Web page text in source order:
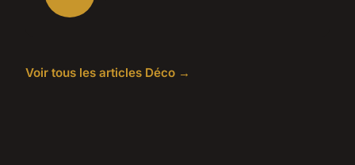
Voir tous les articles Déco →